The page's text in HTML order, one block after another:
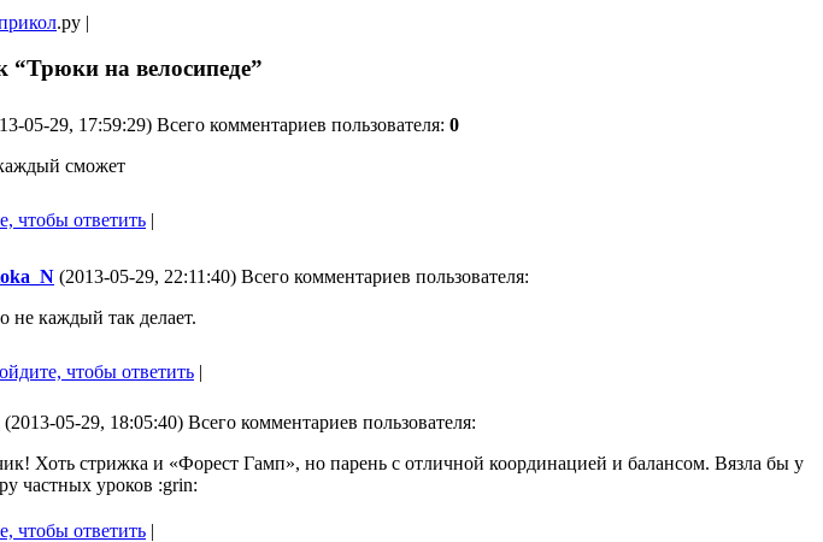
.ру |
“Трюки на велосипеде”
05-29, 17:59:29) Всего комментариев пользователя: 0
сможет
чтобы ответить |
(2013-05-29, 22:11:40) Всего комментариев пользователя:
не каждый так делает.
чтобы ответить |
(2013-05-29, 18:05:40) Всего комментариев пользователя:
Хоть стрижка и «Форест Гамп», но парень с отличной координацией и балансом. Вязла бы у
частных уроков :grin:
чтобы ответить |